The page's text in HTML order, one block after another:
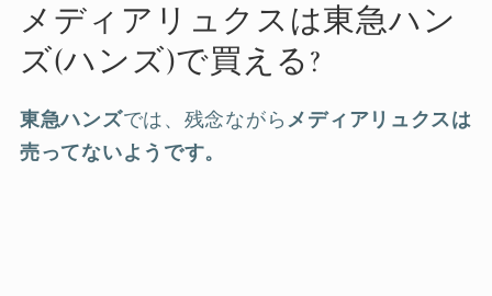
メディアリュクスは東急ハン
ズ(ハンズ)で買える?
東急ハンズでは、残念ながらメディアリュクスは
売ってないようです。